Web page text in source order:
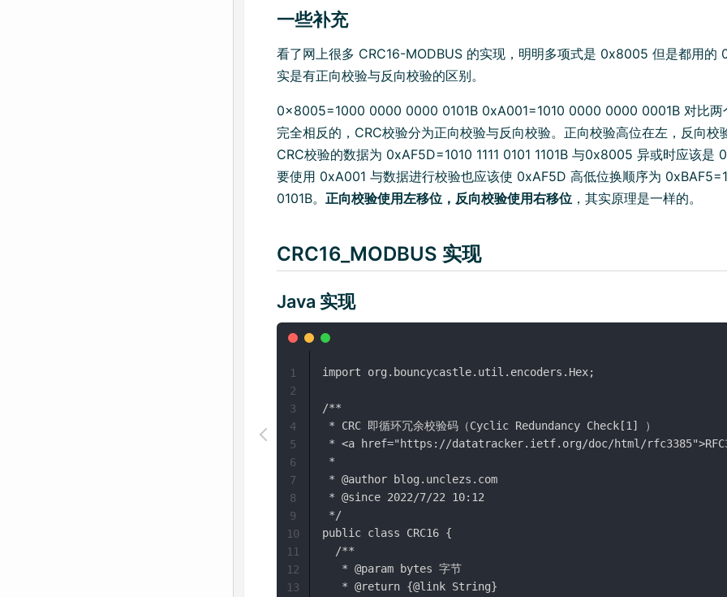
一些补充
看了网上很多 CRC16-MODBUS 的实现，明明多项式是 0x8005 但是都用的
实是有正向校验与反向校验的区别。
0x8005=1000 0000 0000 0101B 0xA001=1010 0000 0000 0001B 对比两
完全相反的，CRC校验分为正向校验与反向校验。正向校验高位在左，反向校
CRC校验的数据为 0xAF5D=1010 1111 0101 1101B 与0x8005 异或时应该
要使用 0xA001 与数据进行校验也应该使 0xAF5D 高低位换顺序为
0101B。 正向校验使用左移位，反向校验使用右移位，其实原理是一样的。
CRC16_MODBUS 实现
Java 实现
import org.bouncycastle.util.encoders.Hex;
/**
* CRC 即循环冗余校验码（Cyclic Redundancy Check[1] ）
* <a href="https://datatracker.ietf.org/doc/html/
*
* @author blog.unclezs.com
* @since 2022/7/22 10:12
*/
public class CRC16 {
  /**
   * @param bytes 字节
   * @return {@link String}
1
2
3
4
5
6
7
8
9
10
11
12
13